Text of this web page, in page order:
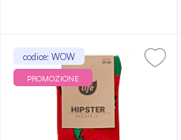
codice: WOW
PROMOZIONE